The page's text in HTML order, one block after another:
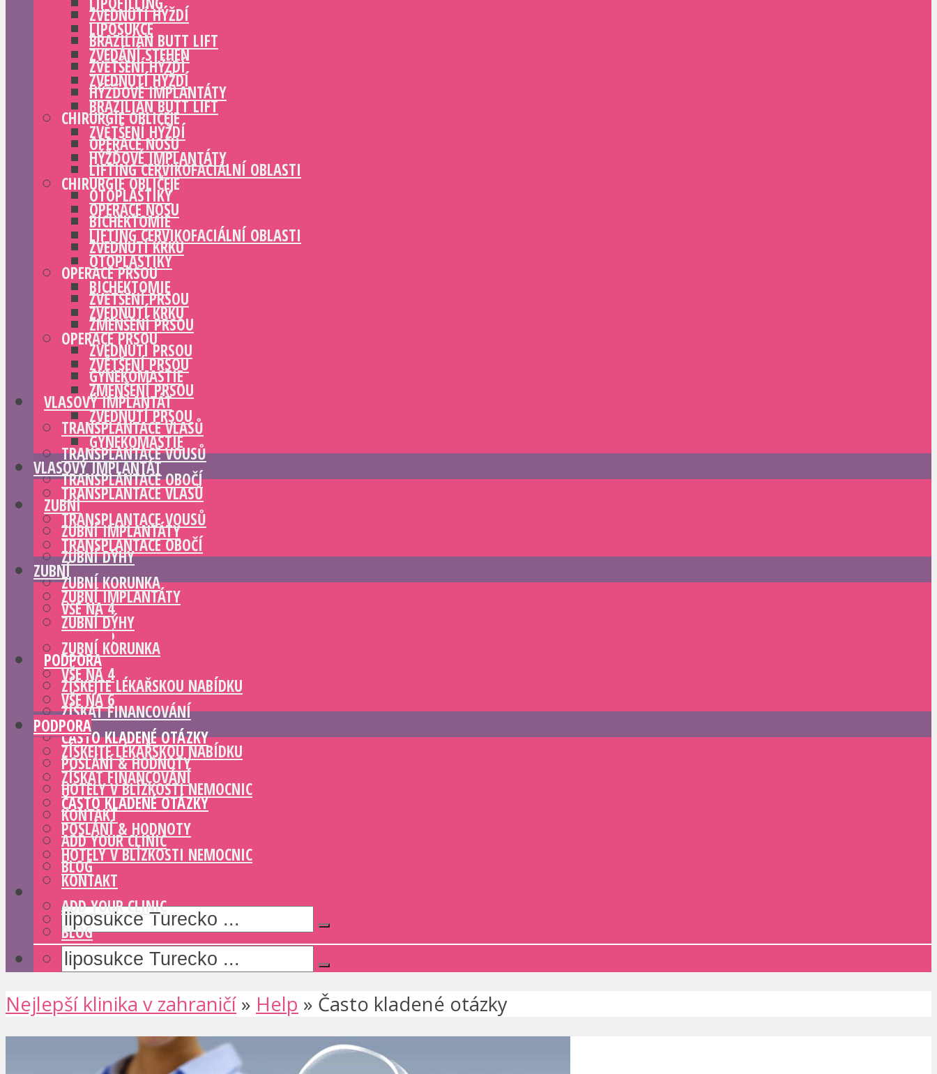
ZVEDNUTÍ HÝŽDÍ
BRAZILIAN BUTT LIFT
ZVĚTŠENÍ HÝŽDÍ
HÝŽĎOVÉ IMPLANTÁTY
CHIRURGIE OBLIČEJE
OPERACE NOSU
LIFTING CERVIKOFACIÁLNÍ OBLASTI
OTOPLASTIKY
BICHEKTOMIE
ZVEDNUTÍ KRKU
OPERACE PRSOU
ZVĚTŠENÍ PRSOU
ZMENŠENÍ PRSOU
ZVEDNUTÍ PRSOU
GYNEKOMASTIE
VLASOVÝ IMPLANTÁT
TRANSPLANTACE VLASŮ
TRANSPLANTACE VOUSŮ
TRANSPLANTACE OBOČÍ
ZUBNÍ
ZUBNÍ IMPLANTÁTY
ZUBNÍ DÝHY
ZUBNÍ KORUNKA
VŠE NA 4
VŠE NA 6
PODPORA
ZÍSKEJTE LÉKAŘSKOU NABÍDKU
ZÍSKAT FINANCOVÁNÍ
ČASTO KLADENÉ OTÁZKY
POSLÁNÍ & HODNOTY
HOTELY V BLÍZKOSTI NEMOCNIC
KONTAKT
ADD YOUR CLINIC
BLOG
LIPOSUKCE
ZVEDÁNÍ STEHEN
ZVEDNUTÍ HÝŽDÍ
BRAZILIAN BUTT LIFT
ZVĚTŠENÍ HÝŽDÍ
HÝŽĎOVÉ IMPLANTÁTY
CHIRURGIE OBLIČEJE
OPERACE NOSU
LIFTING CERVIKOFACIÁLNÍ OBLASTI
OTOPLASTIKY
BICHEKTOMIE
ZVEDNUTÍ KRKU
OPERACE PRSOU
ZVĚTŠENÍ PRSOU
ZMENŠENÍ PRSOU
ZVEDNUTÍ PRSOU
GYNEKOMASTIE
VLASOVÝ IMPLANTÁT
TRANSPLANTACE VLASŮ
TRANSPLANTACE VOUSŮ
TRANSPLANTACE OBOČÍ
ZUBNÍ
ZUBNÍ IMPLANTÁTY
ZUBNÍ DÝHY
ZUBNÍ KORUNKA
VŠE NA 4
VŠE NA 6
PODPORA
ZÍSKEJTE LÉKAŘSKOU NABÍDKU
ZÍSKAT FINANCOVÁNÍ
ČASTO KLADENÉ OTÁZKY
POSLÁNÍ & HODNOTY
HOTELY V BLÍZKOSTI NEMOCNIC
KONTAKT
ADD YOUR CLINIC
BLOG
Nejlepší klinika v zahraničí » Help » Často kladené otázky